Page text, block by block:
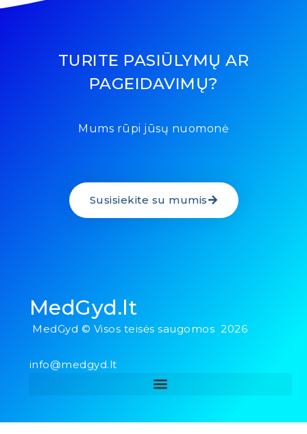
TURITE PASIŪLYMŲ AR
PAGEIDAVIMŲ?
Mums rūpi jūsų nuomonė
Susisiekite su mumis
MedGyd.lt
MedGyd © Visos teisės saugomos 2026
info@medgyd.lt